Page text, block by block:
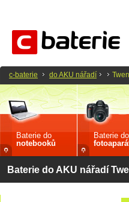
Baterie do
notebooků
Baterie do
Baterie do AKU nářadí
c-baterie do AKU nářadí